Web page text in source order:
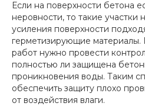
Если на поверхности бетона
неровности, то такие участки
усиления поверхности
герметизирующие
работ нужно провести
полностью ли защищена
проникновения воды. Таким
обеспечить защиту плохо
от воздействия влаги.